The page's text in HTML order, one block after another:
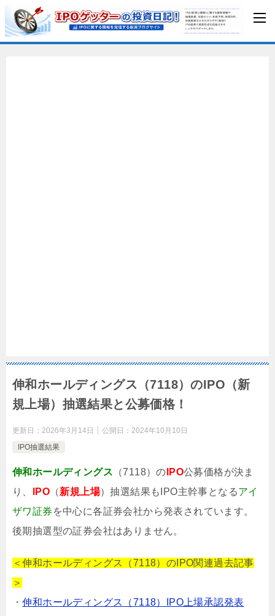
伸和ホールディングス（7118）のIPO（新
規上場）抽選結果と公募価格！
更新日： 2026年3月14日 公開日： 2024年10月10日
IPO抽選結果
伸和ホールディングス （7118）の IPO公募価格が決ま
り、
IPO （新規上場）抽選結果もIPO主幹事となるアイ
ザワ証券 を中心に各証券会社から発表されています。
後期抽選型の証券会社はありません。
＜伸和ホールディングス（7118）のIPO関連過去記事
＞
・伸和ホールディングス（7118）IPO上場承認発表